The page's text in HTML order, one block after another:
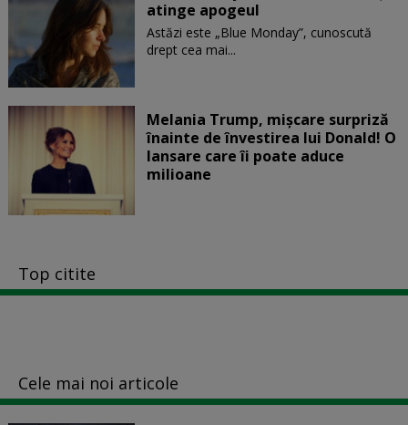
atinge apogeul
Astăzi este „Blue Monday”, cunoscută
drept cea mai...
Melania Trump, mișcare surpriză
înainte de învestirea lui Donald! O
lansare care îi poate aduce
milioane
Top citite
Cele mai noi articole